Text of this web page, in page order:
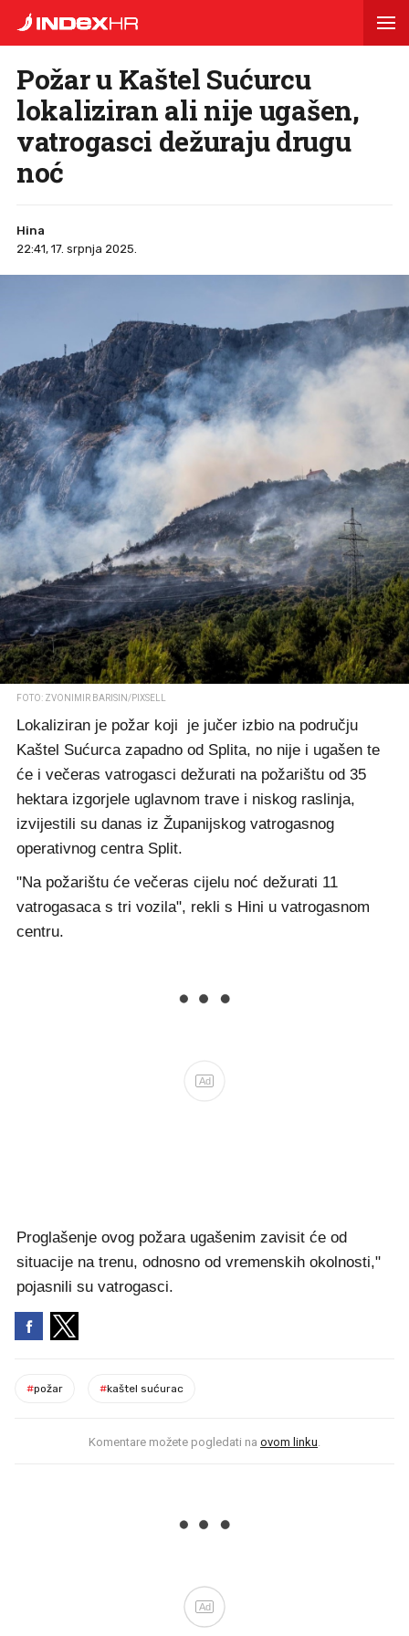
Požar u Kaštel Sućurcu
lokaliziran ali nije ugašen,
vatrogasci dežuraju drugu
noć
Hina
22:41, 17. srpnja 2025.
FOTO: ZVONIMIR BARISIN/PIXSELL
Lokaliziran je požar koji je jučer izbio na području
Kaštel Sućurca zapadno od Splita, no nije i ugašen te
će i večeras vatrogasci dežurati na požarištu od 35
hektara izgorjele uglavnom trave i niskog raslinja,
izvijestili su danas iz Županijskog vatrogasnog
operativnog centra Split.
"Na požarištu će večeras cijelu noć dežurati 11
vatrogasaca s tri vozila", rekli s Hini u vatrogasnom
centru.
Ad
Proglašenje ovog požara ugašenim zavisit će od
situacije na trenu, odnosno od vremenskih okolnosti,"
pojasnili su vatrogasci.
#požar #kaštel sućurac
Komentare možete pogledati na ovom linku.
Ad